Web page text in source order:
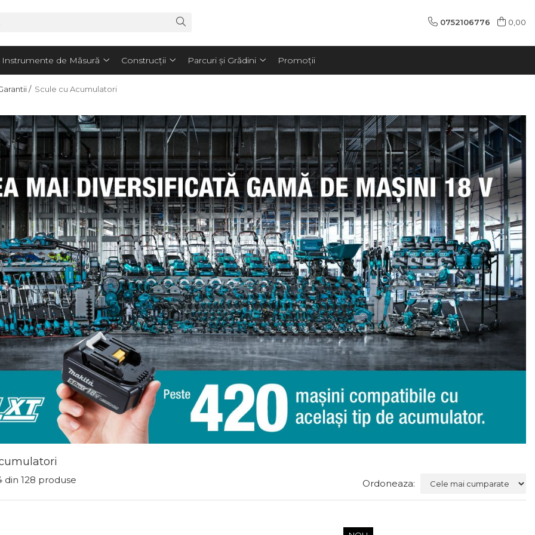
0752106776 0,00
Instrumente de Măsură Construcții Parcuri și Grădini Promoții
/ Scule cu Acumulatori
din 128 produse Ordoneaza: